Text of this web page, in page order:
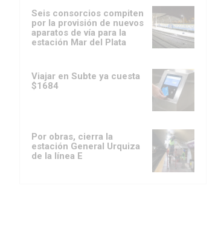
Seis consorcios compiten
por la provisión de nuevos
aparatos de vía para la
estación Mar del Plata
Viajar en Subte ya cuesta
$1684
Por obras, cierra la
estación General Urquiza
de la línea E